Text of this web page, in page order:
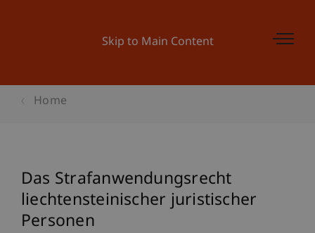
Skip to Main Content
Home
Das Strafanwendungsrecht
liechtensteinischer juristischer
Personen